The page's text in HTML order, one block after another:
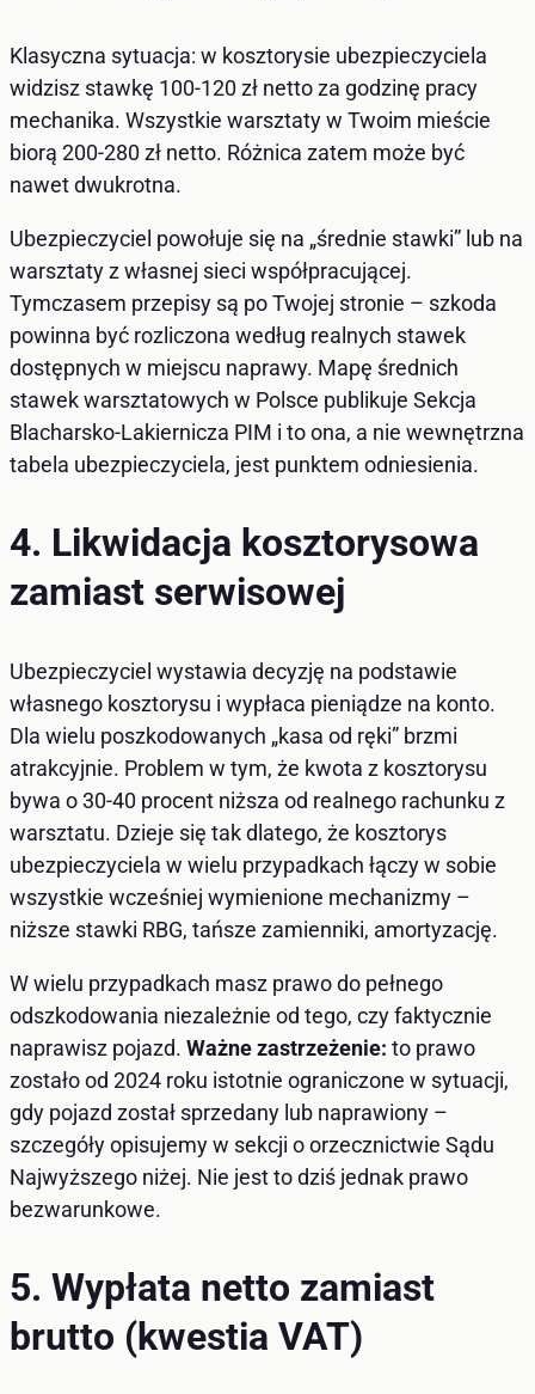
Klasyczna sytuacja: w kosztorysie ubezpieczyciela
widzisz stawkę 100-120 zł netto za godzinę pracy
mechanika. Wszystkie warsztaty w Twoim mieście
biorą 200-280 zł netto. Różnica zatem może być
nawet dwukrotna.
Ubezpieczyciel powołuje się na „średnie stawki” lub na
warsztaty z własnej sieci współpracującej.
Tymczasem przepisy są po Twojej stronie – szkoda
powinna być rozliczona według realnych stawek
dostępnych w miejscu naprawy. Mapę średnich
stawek warsztatowych w Polsce publikuje Sekcja
Blacharsko-Lakiernicza PIM i to ona, a nie wewnętrzna
tabela ubezpieczyciela, jest punktem odniesienia.
4. Likwidacja kosztorysowa
zamiast serwisowej
Ubezpieczyciel wystawia decyzję na podstawie
własnego kosztorysu i wypłaca pieniądze na konto.
Dla wielu poszkodowanych „kasa od ręki” brzmi
atrakcyjnie. Problem w tym, że kwota z kosztorysu
bywa o 30-40 procent niższa od realnego rachunku z
warsztatu. Dzieje się tak dlatego, że kosztorys
ubezpieczyciela w wielu przypadkach łączy w sobie
wszystkie wcześniej wymienione mechanizmy –
niższe stawki RBG, tańsze zamienniki, amortyzację.
W wielu przypadkach masz prawo do pełnego
odszkodowania niezależnie od tego, czy faktycznie
naprawisz pojazd. Ważne zastrzeżenie: to prawo
zostało od 2024 roku istotnie ograniczone w sytuacji,
gdy pojazd został sprzedany lub naprawiony –
szczegóły opisujemy w sekcji o orzecznictwie Sądu
Najwyższego niżej. Nie jest to dziś jednak prawo
bezwarunkowe.
5. Wypłata netto zamiast
brutto (kwestia VAT)